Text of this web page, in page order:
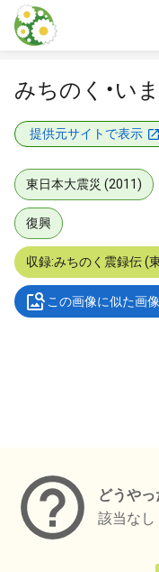
本文に飛ぶ
みちのく・い
提供元サイトで表示
東日本大震災 (2011)
復興
収録:みちのく震録伝 (
この画像に似た画
どうや
該当なし